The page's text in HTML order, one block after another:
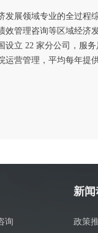
发展领域专业的全过程
管理咨询等区域经济
设立 22 家分公司，服
运营管理，平均每年提
询
新闻
政策